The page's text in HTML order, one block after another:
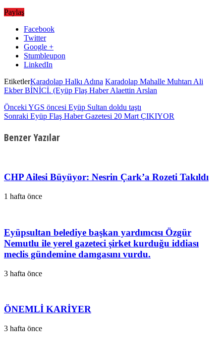
Paylaş
Facebook
Twitter
Google +
Stumbleupon
LinkedIn
EtiketlerKaradolap Halkı Adına Karadolap Mahalle Muhtarı Ali
Ekber BİNİCİ. (Eyüp Flaş Haber Alaettin Arslan
Önceki YGS öncesi Eyüp Sultan doldu taştı
Sonraki Eyüp Flaş Haber Gazetesi 20 Mart ÇIKIYOR
Benzer Yazılar
CHP Ailesi Büyüyor: Nesrin Çark’a Rozeti Takıldı
1 hafta önce
Eyüpsultan belediye başkan yardımcısı Özgür
Nemutlu ile yerel gazeteci şirket kurduğu iddiası
meclis gündemine damgasını vurdu.
3 hafta önce
ÖNEMLİ KARİYER
3 hafta önce